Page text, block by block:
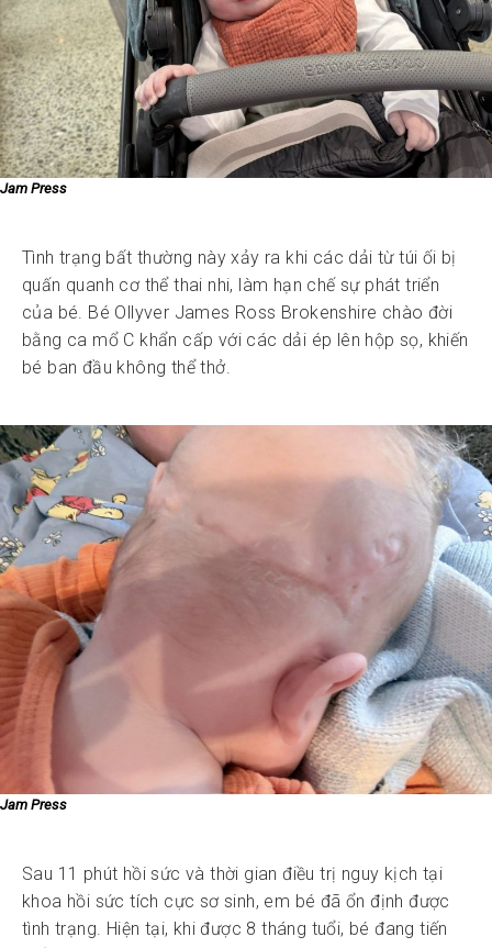
Jam Press
Tình trạng bất thường này xảy ra khi các dải từ túi ối bị
quấn quanh cơ thể thai nhi, làm hạn chế sự phát triển
của bé. Bé Ollyver James Ross Brokenshire chào đời
bằng ca mổ C khẩn cấp với các dải ép lên hộp sọ, khiến
bé ban đầu không thể thở.
Jam Press
Sau 11 phút hồi sức và thời gian điều trị nguy kịch tại
khoa hồi sức tích cực sơ sinh, em bé đã ổn định được
tình trạng. Hiện tại, khi được 8 tháng tuổi, bé đang tiến